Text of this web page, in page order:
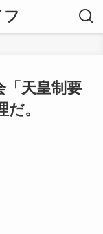
「天皇制要
。